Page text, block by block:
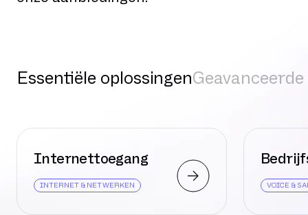
Essentiële oplossingen
Internettoegang
INTERNET & NETWERKEN VOICE &